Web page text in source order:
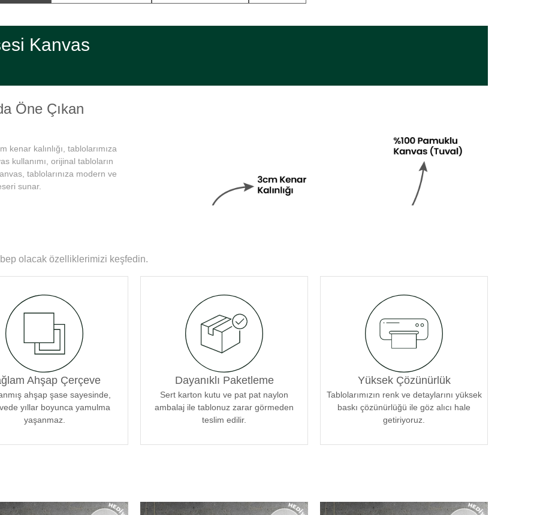
Kanvas
Öne Çıkan
kalınlığı, tablolarımıza
kullanımı, orijinal tabloların
tablolarınıza modern ve
sunar.
gibi sorunlarla
şase sayesinde uzun yıllar
Bu sayede tablolarımız
uyguladığımız özel yüzey
güzelleştirir.
Kısımları
özel bir tasarıma sahiptir.
kılar, böylece sanat
sağlar. Her bir tablomuz,
tasarlanmıştır.
olacak özelliklerimizi keşfedin.
Ahşap Çerçeve
ahşap şase sayesinde,
yıllar boyunca yamulma
yaşanmaz.
Dayanıklı Paketleme
Sert karton kutu ve pat pat naylon
ambalaj ile tablonuz zarar görmeden
teslim edilir.
Yüksek Çözünürlük
Tablolarımızın renk ve detaylarını yüksek
baskı çözünürlüğü ile göz alıcı hale
getiriyoruz.